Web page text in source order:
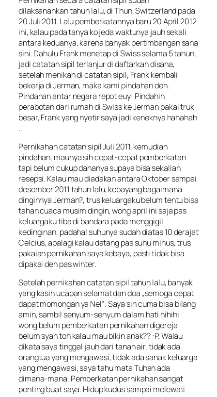
dilaksanankan tahun lalu, di Thun, Switzerland pada
20 Juli 2011. Lalu pemberkatannya baru 20 April 2012
ini, kalau pada tanya ko jeda waktunya jauh sekali
antara keduanya, karena banyak pertimbangan sana
sini. Dahulu Frank menetap di Swiss selama 5 tahun,
jadi catatan sipil terlanjur di daftarkan disana,
setelah menikah di catatan sipil, Frank kembali
bekerja di Jerman, maka kami pindahan deh.
Pindahan antar negara repot euy! Pindahin
perabotan dari rumah di Swiss ke Jerman pakai truk
besar, Frank yang nyetir saya jadi keneknya hahahah
..
Pernikahan catatan sipil Juli 2011, kemudian
pindahan, maunya sih cepat-cepat pemberkatan
tapi belum cukup dananya supaya bisa sekalian
resepsi. Kalau mau diadakan antara Oktober sampai
desember 2011 tahun lalu, kebayang bagaimana
dinginnya Jerman?, trus keluargaku belum tentu bisa
tahan cuaca musim dingin, wong april ini saja pas
keluargaku tiba di bandara pada menggigil
kedinginan, padahal suhunya sudah diatas 10 derajat
Celcius, apalagi kalau datang pas suhu minus, trus
pakaian pernikahan saya kebaya, pasti tidak bisa
dipakai deh pas winter.
Setelah pernikahan catatan sipil tahun lalu, banyak
yang kasih ucapan selamat dan doa „semoga cepat
dapat momongan ya Nel“. Saya sih cuma bisa bilang
amin, sambil senyum-senyum dalam hati hihihi
wong belum pemberkatan pernikahan digereja
belum syah toh kalau mau bikin anak?? :P. Walau
dikata saya tinggal jauh dari tanah air, tidak ada
orangtua yang mengawasi, tidak ada sanak keluarga
yang mengawasi, saya tahu mata Tuhan ada
dimana-mana. Pemberkatan pernikahan sangat
penting buat saya. Hidup kudus sampai melewati